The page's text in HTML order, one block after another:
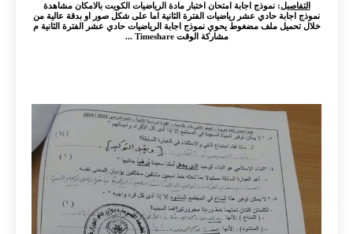
التفاصيل: نموذج اجابة امتحان اختبار مادة الرياضيات الكويت بالامكان مشاهدة
نموذج اجابة حادي عشر رياضيات الفترة الثانية اما على شكل صور او بدقة عالية من
خلال تحميل ملف مضغوط يحوي نموذج اجابة الرياضيات حادي عشر الفترة الثانية م
مشاركة الوقت Timeshare ...